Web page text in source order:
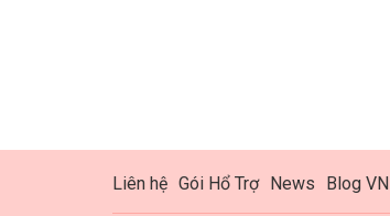
Liên hệ Gói Hổ Trợ News Blog VN